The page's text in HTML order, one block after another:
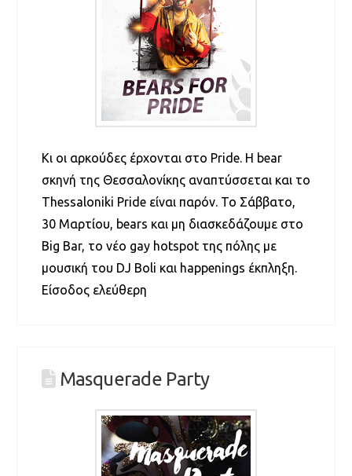
Κι οι αρκούδες έρχονται στο Pride. Η bear
σκηνή της Θεσσαλονίκης αναπτύσσεται και το
Thessaloniki Pride είναι παρόν. Το Σάββατο,
30 Μαρτίου, bears και μη διασκεδάζουμε στο
Big Bar, το νέο gay hotspot της πόλης με
μουσική του DJ Boli και happenings έκπληξη.
Είσοδος ελεύθερη
Masquerade Party